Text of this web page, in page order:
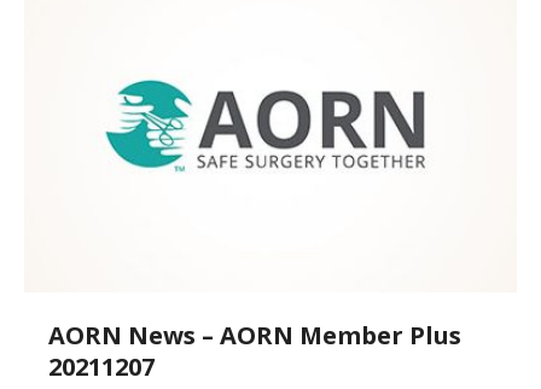
AORN News – AORN Member Plus
20211207